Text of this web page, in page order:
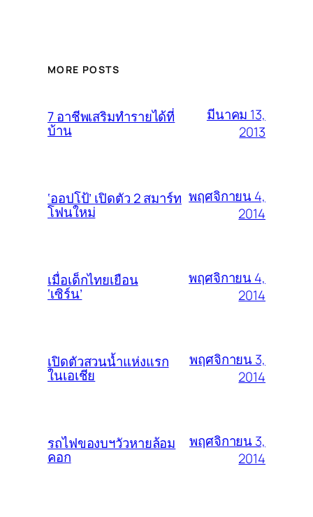
MORE POSTS
7 อาชีพเสริมทำรายได้ที่
บ้าน
มีนาคม 13,
2013
‘ออปโป้’ เปิดตัว 2 สมาร์ท
โฟนใหม่
พฤศจิกายน 4,
2014
เมื่อเด็กไทยเยือน
‘เซิร์น’
พฤศจิกายน 4,
2014
เปิดตัวสวนน้ำแห่งแรก
ในเอเชีย
พฤศจิกายน 3,
2014
รถไฟของบฯวัวหายล้อม
คอก
พฤศจิกายน 3,
2014